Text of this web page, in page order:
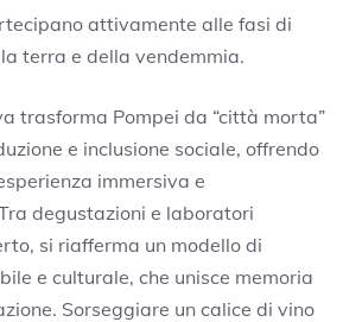
attivamente alle fasi di
terra e della vendemmia.
trasforma Pompei da “città morta”
e inclusione sociale, offrendo
immersiva e
degustazioni e laboratori
si riafferma un modello di
e culturale, che unisce memoria
Sorseggiare un calice di vino